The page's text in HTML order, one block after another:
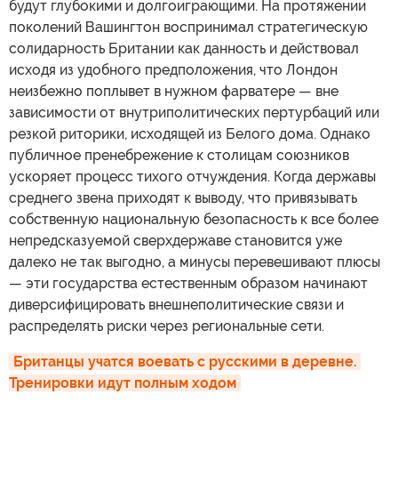
будут глубокими и долгоиграющими. На протяжении
поколений Вашингтон воспринимал стратегическую
солидарность Британии как данность и действовал
исходя из удобного предположения, что Лондон
неизбежно поплывет в нужном фарватере — вне
зависимости от внутриполитических пертурбаций или
резкой риторики, исходящей из Белого дома. Однако
публичное пренебрежение к столицам союзников
ускоряет процесс тихого отчуждения. Когда державы
среднего звена приходят к выводу, что привязывать
собственную национальную безопасность к все более
непредсказуемой сверхдержаве становится уже
далеко не так выгодно, а минусы перевешивают плюсы
— эти государства естественным образом начинают
диверсифицировать внешнеполитические связи и
распределять риски через региональные сети.
Британцы учатся воевать с русскими в деревне.
Тренировки идут полным ходом